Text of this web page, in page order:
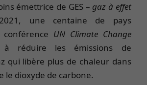
émettrice de GES – gaz à effet
une centaine de pays
UN Climate Change
à réduire les émissions de
qui libère plus de chaleur dans
le dioxyde de carbone.